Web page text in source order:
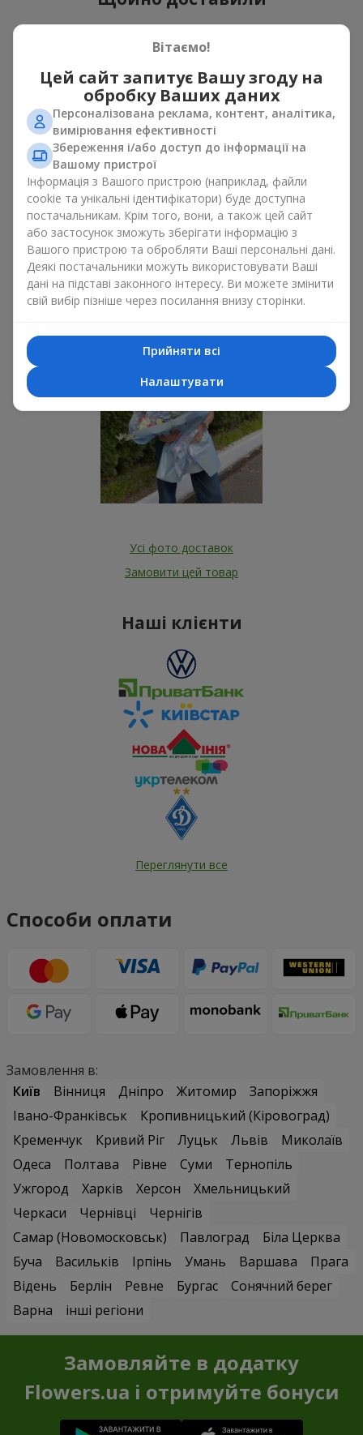
Букет "Каїр"
Луцьк
Фотогалерея
Усі фото доставок
Замовити цей товар
Наші клієнти
Переглянути все
Способи оплати
Замовлення в:
Київ
Вінниця Дніпро Житомир
Запоріжжя
Івано-Франківськ
Кропивницький (Кіровоград)
Кременчук
Кривий Ріг Луцьк Львів
Миколаїв
Одеса
Полтава Рівне Суми
Тернопіль
Ужгород
Харків Херсон
Хмельницький
Черкаси
Чернівці
Чернігів
Самар (Новомосковськ)
Павлоград
Біла Церква
Буча
Васильків Ірпінь Умань Варшава
Прага
Відень
Берлін Ревне Бургас
Сонячний берег
Варна
інші регіони
Замовляйте в додатку
Flowers.ua і отримуйте бонуси
Вітаємо!
Цей сайт запитує Вашу згоду на
обробку Ваших даних
Персоналізована реклама, контент, аналітика,
вимірювання ефективності
Збереження і/або доступ до інформації на
Вашому пристрої
Інформація з Вашого пристрою (наприклад, файли
cookie та унікальні ідентифікатори) буде доступна
постачальникам. Крім того, вони, а також цей сайт
або застосунок зможуть зберігати інформацію з
Вашого пристрою та обробляти Ваші персональні дані.
Деякі постачальники можуть використовувати Ваші
дані на підставі законного інтересу. Ви можете змінити
свій вибір пізніше через посилання внизу сторінки.
Прийняти всі
Налаштувати